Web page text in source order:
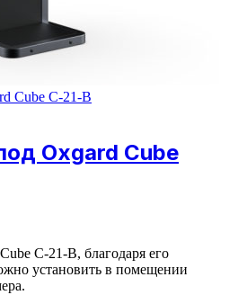
Oxgard Cube
C-21-B, благодаря его
установить в помещении